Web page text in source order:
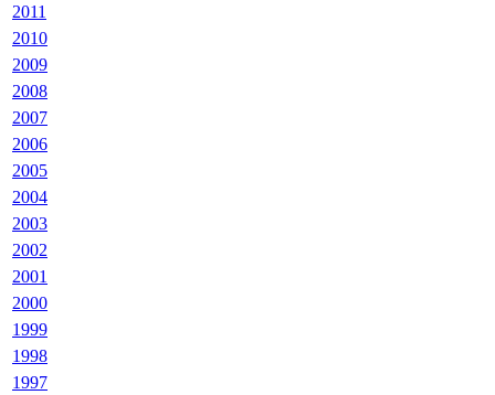
2011
2010
2009
2008
2007
2006
2005
2004
2003
2002
2001
2000
1999
1998
1997